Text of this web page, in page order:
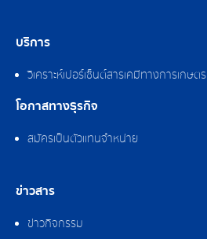
บริการ
วิเคราะห์เปอร์เซ็นต์สารเคมีทางการเกษตร
โอกาสทางธุรกิจ
สมัครเป็นตัวแทนจำหน่าย
ข่าวสาร
ข่าวกิจกรรม